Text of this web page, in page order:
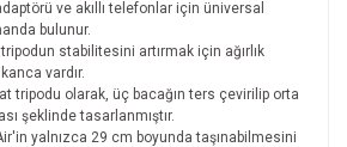
ve akıllı telefonlar için üniversal
bulunur.
stabilitesini artırmak için ağırlık
vardır.
tripodu olarak, üç bacağın ters çevirilip orta
şeklinde tasarlanmıştır.
yalnızca 29 cm boyunda taşınabilmesini